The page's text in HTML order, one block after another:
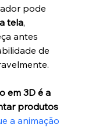
pode
tela,
antes
de
em 3D é a
produtos
a animação